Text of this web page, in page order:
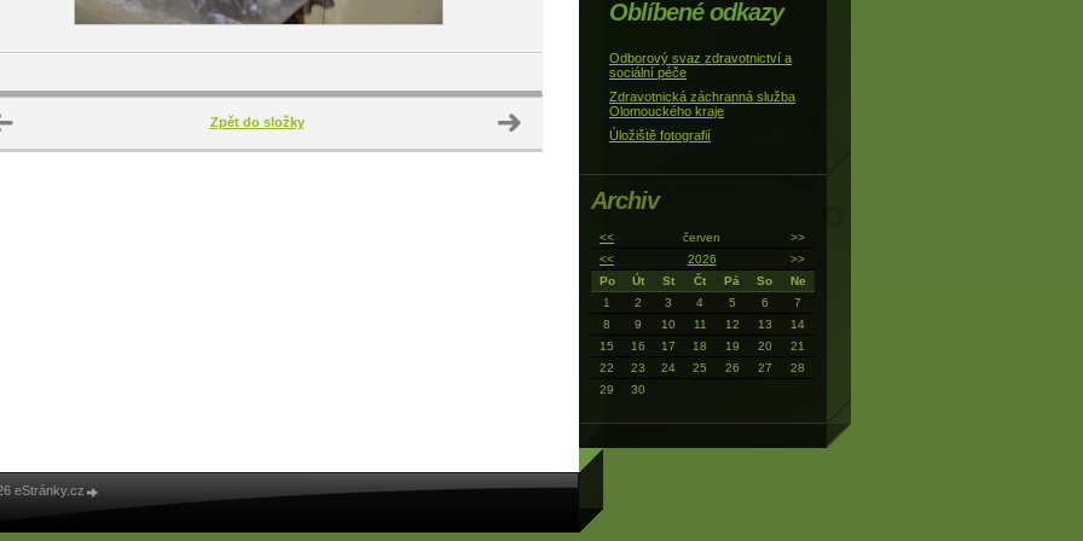
Zpět do složky
Oblíbené odkazy
Odborový svaz zdravotnictví a
sociální péče
Zdravotnická záchranná služba
Olomouckého kraje
Úložiště fotografií
Archiv
<< červen
>>
<<
2026
>>
Po
Út St Čt Pá So
Ne
1
2 3 4 5 6
7
8
9 10 11 12 13
14
15
16 17 18 19 20
21
22
23 24 25 26 27
28
29
30
eStránky.cz